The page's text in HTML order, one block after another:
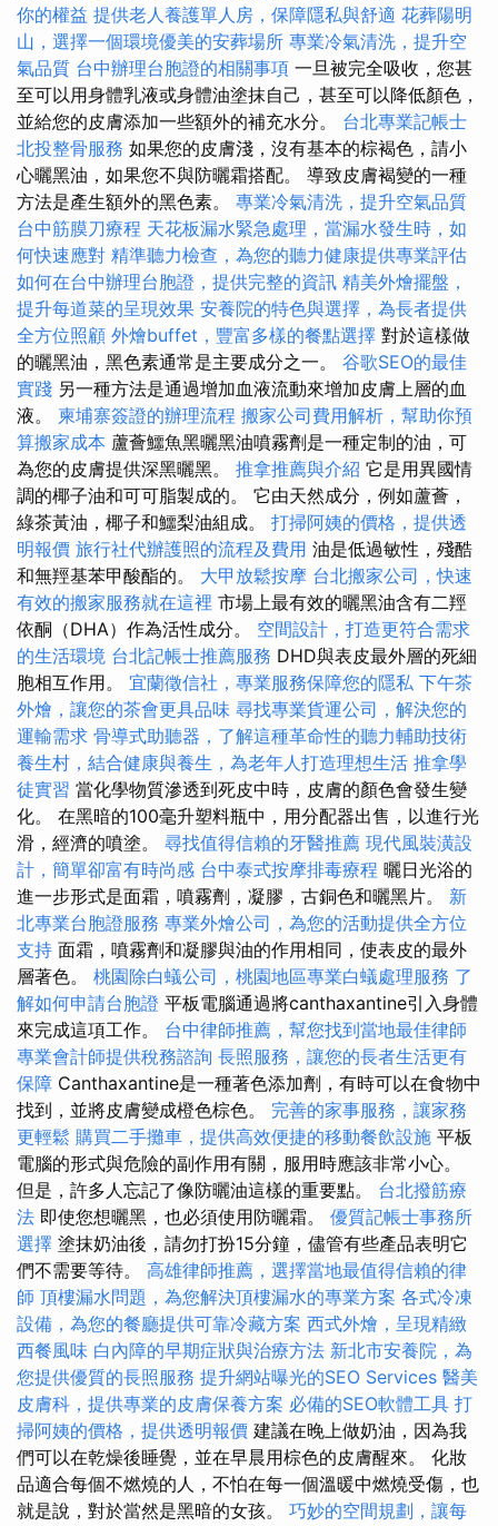
你的權益 提供老人養護單人房，保障隱私與舒適 花葬陽明
山，選擇一個環境優美的安葬場所 專業冷氣清洗，提升空
氣品質 台中辦理台胞證的相關事項 一旦被完全吸收，您甚
至可以用身體乳液或身體油塗抹自己，甚至可以降低顏色，
並給您的皮膚添加一些額外的補充水分。 台北專業記帳士
北投整骨服務 如果您的皮膚淺，沒有基本的棕褐色，請小
心曬黑油，如果您不與防曬霜搭配。 導致皮膚褐變的一種
方法是產生額外的黑色素。 專業冷氣清洗，提升空氣品質
台中筋膜刀療程 天花板漏水緊急處理，當漏水發生時，如
何快速應對 精準聽力檢查，為您的聽力健康提供專業評估
如何在台中辦理台胞證，提供完整的資訊 精美外燴擺盤，
提升每道菜的呈現效果 安養院的特色與選擇，為長者提供
全方位照顧 外燴buffet，豐富多樣的餐點選擇 對於這樣做
的曬黑油，黑色素通常是主要成分之一。 谷歌SEO的最佳
實踐 另一種方法是通過增加血液流動來增加皮膚上層的血
液。 柬埔寨簽證的辦理流程 搬家公司費用解析，幫助你預
算搬家成本 蘆薈鱷魚黑曬黑油噴霧劑是一種定制的油，可
為您的皮膚提供深黑曬黑。 推拿推薦與介紹 它是用異國情
調的椰子油和可可脂製成的。 它由天然成分，例如蘆薈，
綠茶黃油，椰子和鱷梨油組成。 打掃阿姨的價格，提供透
明報價 旅行社代辦護照的流程及費用 油是低過敏性，殘酷
和無羥基苯甲酸酯的。 大甲放鬆按摩 台北搬家公司，快速
有效的搬家服務就在這裡 市場上最有效的曬黑油含有二羥
依酮（DHA）作為活性成分。 空間設計，打造更符合需求
的生活環境 台北記帳士推薦服務 DHD與表皮最外層的死細
胞相互作用。 宜蘭徵信社，專業服務保障您的隱私 下午茶
外燴，讓您的茶會更具品味 尋找專業貨運公司，解決您的
運輸需求 骨導式助聽器，了解這種革命性的聽力輔助技術
養生村，結合健康與養生，為老年人打造理想生活 推拿學
徒實習 當化學物質滲透到死皮中時，皮膚的顏色會發生變
化。 在黑暗的100毫升塑料瓶中，用分配器出售，以進行光
滑，經濟的噴塗。 尋找值得信賴的牙醫推薦 現代風裝潢設
計，簡單卻富有時尚感 台中泰式按摩排毒療程 曬日光浴的
進一步形式是面霜，噴霧劑，凝膠，古銅色和曬黑片。 新
北專業台胞證服務 專業外燴公司，為您的活動提供全方位
支持 面霜，噴霧劑和凝膠與油的作用相同，使表皮的最外
層著色。 桃園除白蟻公司，桃園地區專業白蟻處理服務 了
解如何申請台胞證 平板電腦通過將canthaxantine引入身體
來完成這項工作。 台中律師推薦，幫您找到當地最佳律師
專業會計師提供稅務諮詢 長照服務，讓您的長者生活更有
保障 Canthaxantine是一種著色添加劑，有時可以在食物中
找到，並將皮膚變成橙色棕色。 完善的家事服務，讓家務
更輕鬆 購買二手攤車，提供高效便捷的移動餐飲設施 平板
電腦的形式與危險的副作用有關，服用時應該非常小心。
但是，許多人忘記了像防曬油這樣的重要點。 台北撥筋療
法 即使您想曬黑，也必須使用防曬霜。 優質記帳士事務所
選擇 塗抹奶油後，請勿打扮15分鐘，儘管有些產品表明它
們不需要等待。 高雄律師推薦，選擇當地最值得信賴的律
師 頂樓漏水問題，為您解決頂樓漏水的專業方案 各式冷凍
設備，為您的餐廳提供可靠冷藏方案 西式外燴，呈現精緻
西餐風味 白內障的早期症狀與治療方法 新北市安養院，為
您提供優質的長照服務 提升網站曝光的SEO Services 醫美
皮膚科，提供專業的皮膚保養方案 必備的SEO軟體工具 打
掃阿姨的價格，提供透明報價 建議在晚上做奶油，因為我
們可以在乾燥後睡覺，並在早晨用棕色的皮膚醒來。 化妝
品適合每個不燃燒的人，不怕在每一個溫暖中燃燒受傷，也
就是說，對於當然是黑暗的女孩。 巧妙的空間規劃，讓每